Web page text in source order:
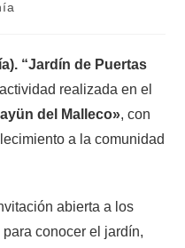
“Jardín de Puertas
realizada en el
del Malleco», con
a la comunidad
abierta a los
conocer el jardín,